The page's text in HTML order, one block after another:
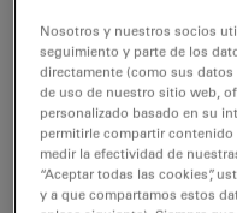
Show answer
¿Qué ocurre si
DFC9000 GT a una
Show answer
¿Puedo utilizar la
PC para la Leica
Nosotros y nuestros socios
seguimiento y parte de los
directamente (como sus
de uso de nuestro sitio web,
personalizado basado en su
permitirle compartir contenido
medir la efectividad de
“Aceptar todas las cookies”,
y a que compartamos estos